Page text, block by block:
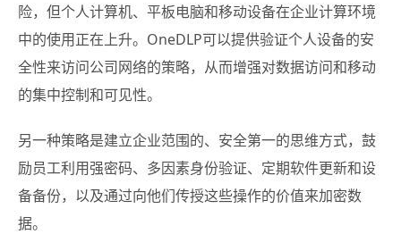
险，但个人计算机、平板电脑和移动设备在企业计算环境
中的使用正在上升。OneDLP可以提供验证个人设备的安
全性来访问公司网络的策略，从而增强对数据访问和移动
的集中控制和可见性。
另一种策略是建立企业范围的、安全第一的思维方式，鼓
励员工利用强密码、多因素身份验证、定期软件更新和设
备备份，以及通过向他们传授这些操作的价值来加密数
据。